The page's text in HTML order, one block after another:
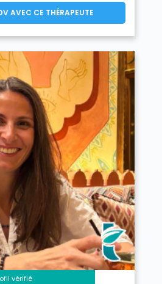
AVEC CE THÉRAPEUTE
vérifié